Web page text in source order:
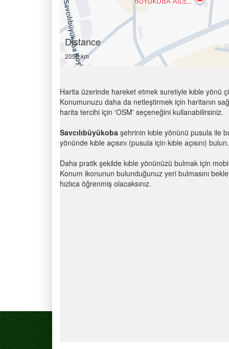
Distance
2059 km
Harita üzerinde hareket etmek suretiyle kıble yönü
Konumunuzu daha da netleştirmek için haritanın
harita tercihi için 'OSM' seçeneğini kullanabilirsiniz.
Savcılıbüyükoba şehrinin kıble yönünü pusula ile
yönünde kıble açısını (pusula için kıble açısını)
Daha pratik şekilde kıble yönünüzü bulmak için
Konum ikonunun bulunduğunuz yeri bulmasını
hızlıca öğrenmiş olacaksınız.